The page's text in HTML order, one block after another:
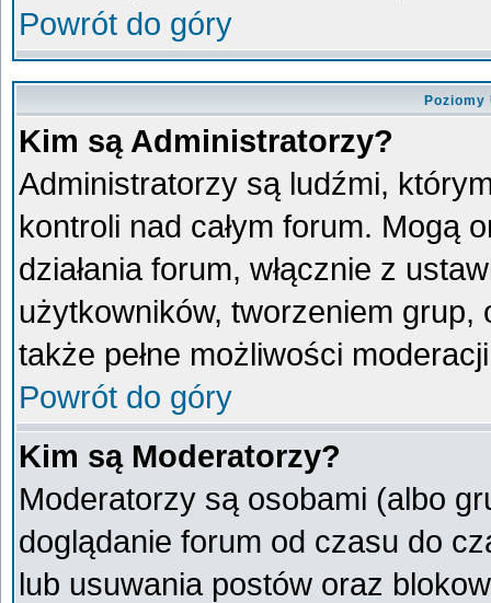
Powrót do góry
Kim są Administratorzy?
Administratorzy są ludźmi,
kontroli nad całym forum. Mogą
działania forum, włącznie z
użytkowników, tworzeniem
także pełne możliwości
Powrót do góry
Kim są Moderatorzy?
Moderatorzy są osobami (albo
doglądanie forum od czasu do
lub usuwania postów oraz